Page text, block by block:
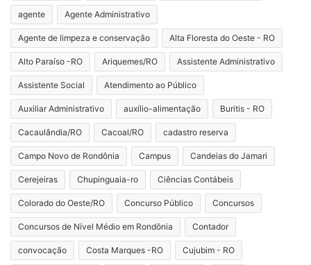
agente Agente Administrativo
Agente de limpeza e conservação Alta Floresta do Oeste - RO
Alto Paraíso -RO Ariquemes/RO Assistente Administrativo
Assistente Social Atendimento ao Público
Auxiliar Administrativo auxílio-alimentação Buritis - RO
Cacaulândia/RO Cacoal/RO cadastro reserva
Campo Novo de Rondônia Campus Candeias do Jamari
Cerejeiras Chupinguaia-ro Ciências Contábeis
Colorado do Oeste/RO Concurso Público Concursos
Concursos de Nível Médio em Rondônia Contador
convocação Costa Marques -RO Cujubim - RO